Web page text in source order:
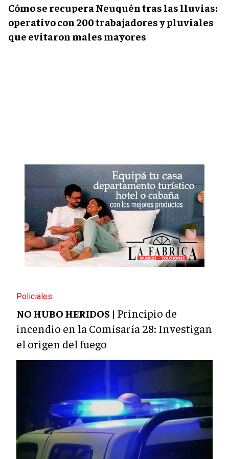
Cómo se recupera Neuquén tras las lluvias:
operativo con 200 trabajadores y pluviales
que evitaron males mayores
Policiales
NO HUBO HERIDOS | Principio de
incendio en la Comisaría 28: Investigan
el origen del fuego